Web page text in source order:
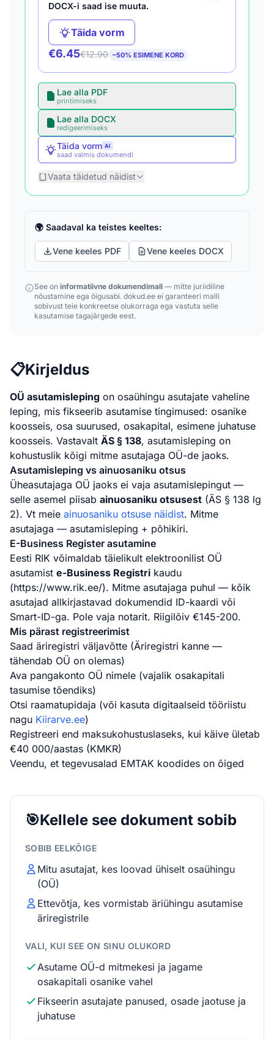
DOCX-i saad ise muuta.
Täida vorm
€6.45€12.90 −50% ESIMENE KORD
Lae alla PDF
printimiseks
Lae alla DOCX
redigeerimiseks
Täida vorm AI
saad valmis dokumendi
Vaata täidetud näidist
🌍 Saadaval ka teistes keeltes:
Vene keeles PDF Vene keeles DOCX
See on informatiivne dokumendimall — mitte juriidiline
nõustamine ega õigusabi. dokud.ee ei garanteeri malli
sobivust teie konkreetse olukorraga ega vastuta selle
kasutamise tagajärgede eest.
📋Kirjeldus
OÜ asutamisleping on osaühingu asutajate vaheline
leping, mis fikseerib asutamise tingimused: osanike
koosseis, osa suurused, osakapital, esimene juhatuse
koosseis. Vastavalt ÄS § 138, asutamisleping on
kohustuslik kõigi mitme asutajaga OÜ-de jaoks.
Asutamisleping vs ainuosaniku otsus
Üheasutajaga OÜ jaoks ei vaja asutamislepingut —
selle asemel piisab ainuosaniku otsusest (ÄS § 138 lg
2). Vt meie ainuosaniku otsuse näidist. Mitme
asutajaga — asutamisleping + põhikiri.
E-Business Register asutamine
Eesti RIK võimaldab täielikult elektroonilist OÜ
asutamist e-Business Registri kaudu
(https://www.rik.ee/). Mitme asutajaga puhul — kõik
asutajad allkirjastavad dokumendid ID-kaardi või
Smart-ID-ga. Pole vaja notarit. Riigilõiv €145-200.
Mis pärast registreerimist
Saad äriregistri väljavõtte (Äriregistri kanne —
tähendab OÜ on olemas)
Ava pangakonto OÜ nimele (vajalik osakapitali
tasumise tõendiks)
Otsi raamatupidaja (või kasuta digitaalseid tööriistu
nagu Kiirarve.ee)
Registreeri end maksukohustuslaseks, kui käive ületab
€40 000/aastas (KMKR)
Veendu, et tegevusalad EMTAK koodides on õiged
🎯Kellele see dokument sobib
SOBIB EELKÕIGE
Mitu asutajat, kes loovad ühiselt osaühingu
(OÜ)
Ettevõtja, kes vormistab äriühingu asutamise
äriregistrile
VALI, KUI SEE ON SINU OLUKORD
Asutame OÜ-d mitmekesi ja jagame
osakapitali osanike vahel
Fikseerin asutajate panused, osade jaotuse ja
juhatuse